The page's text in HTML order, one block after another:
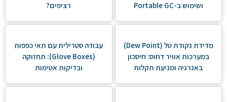
ושימוש ב-Portable GC
רציפים?
מדידת נקודת טל (Dew Point)
במערכות אוויר דחוס: חיסכון
באנרגיה ומניעת תקלות
עבודה סטרילית עם תאי כפפות
(Glove Boxes): תחזוקה
ובדיקות אטימות